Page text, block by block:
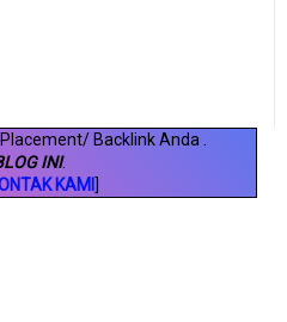
Backlink Anda
INI.
KAMI ]